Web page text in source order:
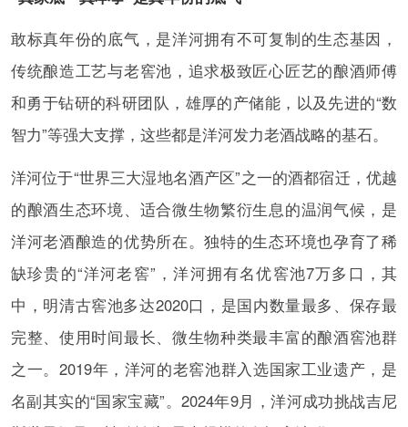
敢标真年份的底气，是洋河拥有不可复制的生态基因，
传统酿造工艺与老窖池，追求极致匠心匠艺的酿酒师傅
和勇于钻研的科研团队，雄厚的产储能，以及先进的“数
智力”等强大支撑，这些都是洋河发力老酒战略的基石。
洋河位于“世界三大湿地名酒产区”之一的酒都宿迁，优越
的酿酒生态环境、适合微生物繁衍生息的温润气候，是
洋河老酒酿造的优势所在。独特的生态环境也孕育了稀
缺珍贵的“洋河老窖”，洋河拥有名优窖池7万多口，其
中，明清古窖池多达2020口，是国内数量最多、保存最
完整、使用时间最长、微生物种类最丰富的酿酒窖池群
之一。2019年，洋河的老窖池群入选国家工业遗产，是
名副其实的“国家宝藏”。2024年9月，洋河成功挑战吉尼